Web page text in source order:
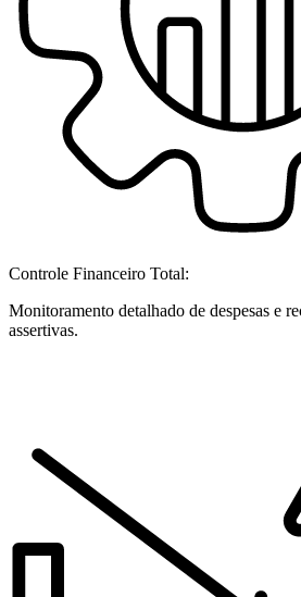
Controle Financeiro Total:
Monitoramento detalhado de despesas e
assertivas.